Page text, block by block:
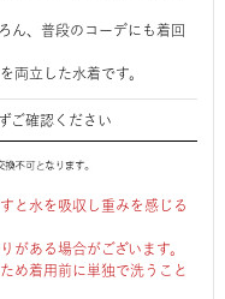
ん、普段のコーデにも着回
両立した水着です。
ご確認ください
と水を吸収し重みを感じる
がある場合がございます。
め着用前に単独で洗うこと